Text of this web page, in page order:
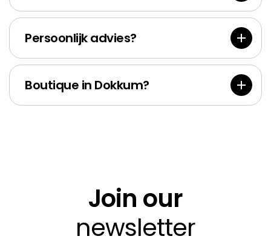
Persoonlijk advies?
Boutique in Dokkum?
Join our
newsletter